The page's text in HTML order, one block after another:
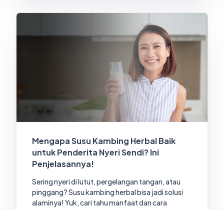
Mengapa Susu Kambing Herbal Baik
untuk Penderita Nyeri Sendi? Ini
Penjelasannya!
Sering nyeri di lutut, pergelangan tangan, atau
pinggang? Susu kambing herbal bisa jadi solusi
alaminya! Yuk, cari tahu manfaat dan cara